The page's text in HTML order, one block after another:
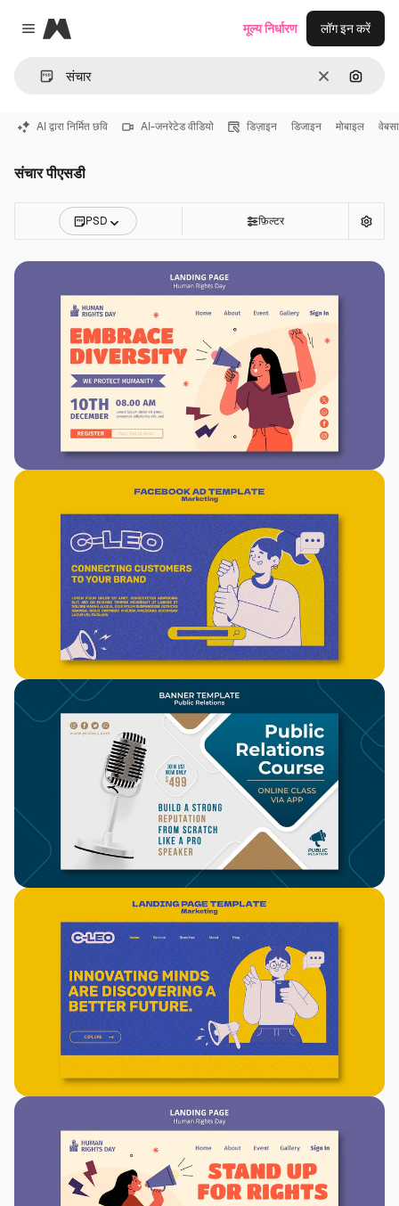
Close menu
Magnific
साफ़ इमेज से
मूल्य निर्धारण लॉग इन करें
AI द्वारा निर्मित छवि AI-जनरेटेड वीडियो डिज़ाइन डिजाइन मोबाइल
संचार पीएसडी
PSD फ़िल्टर